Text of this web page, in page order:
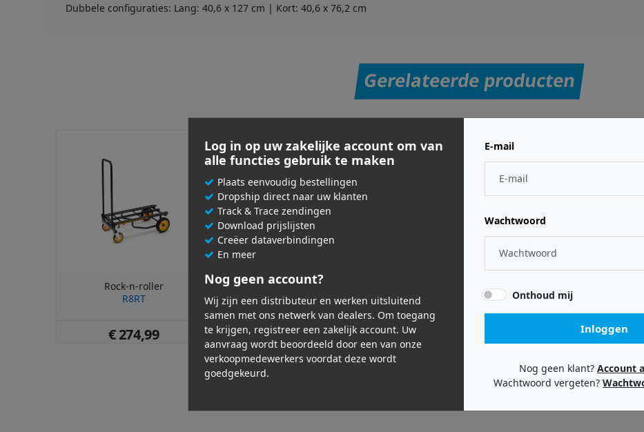
Dubbele configuraties: Lang: 40,6 x 127 cm | Kort: 40,6 x 76,2 cm
Gerelateerde producten
Rock-n-roller
R8RT
€ 274,99
Rock-n-roller
R12RT
€ 359,99
Log in op uw zakelijke account om van
alle functies gebruik te maken
Plaats eenvoudig bestellingen
Dropship direct naar uw klanten
Track & Trace zendingen
Download prijslijsten
Creëer dataverbindingen
En meer
Nog geen account?
Wij zijn een distributeur en werken uitsluitend
samen met ons netwerk van dealers. Om toegang
te krijgen, registreer een zakelijk account. Uw
aanvraag wordt beoordeeld door een van onze
verkoopmedewerkers voordat deze wordt
goedgekeurd.
E-mail
Wachtwoord
Onthoud mij
Inloggen
Nog geen klant? Account
Wachtwoord vergeten?